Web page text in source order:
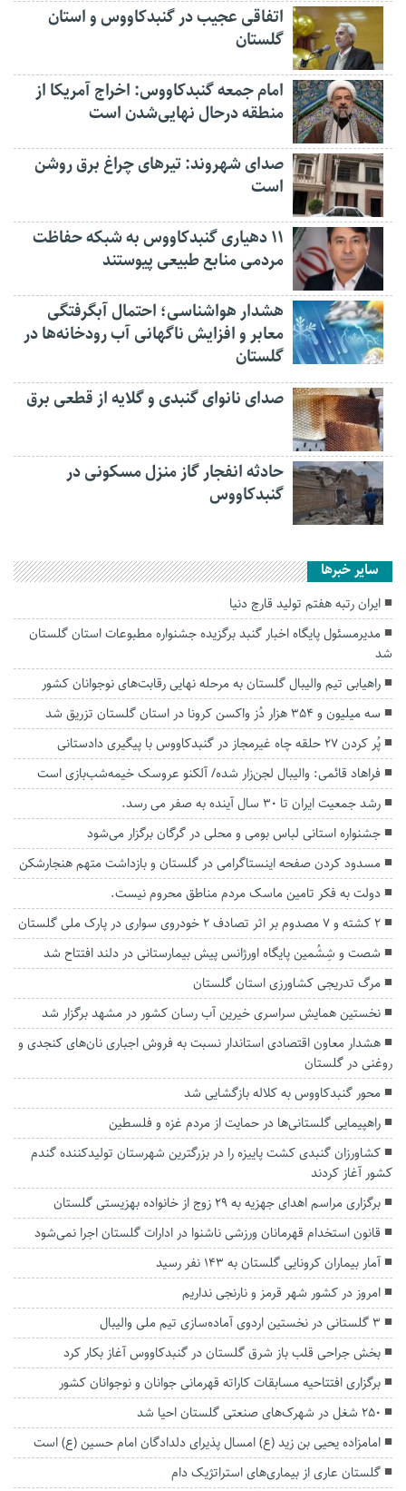
اتفاقی عجیب در‌ گنبدکاووس و استان
گلستان
امام جمعه گنبدکاووس: اخراج آمریکا از
منطقه درحال نهایی‌شدن است
صدای شهروند: تیرهای چراغ برق روشن
است
۱۱ دهیاری گنبدکاووس به شبکه حفاظت
مردمی منابع طبیعی پیوستند
هشدار هواشناسی؛ احتمال آبگرفتگی
معابر و افزایش ناگهانی آب رودخانه‌ها در
گلستان
صدای نانوای گنبدی و گلایه از قطعی برق
حادثه انفجار گاز منزل مسکونی در
گنبدکاووس
سایر خبرها
ایران رتبه هفتم تولید قارچ دنیا
مدیرمسئول پایگاه اخبار گنبد برگزیده جشنواره مطبوعات استان گلستان
شد
راهیابی تیم والیبال گلستان به مرحله نهایی رقابت‌های نوجوانان کشور
سه میلیون و ۳۵۴ هزار دُز واکسن کرونا در استان گلستان تزریق شد
پُر کردن ۲۷ حلقه چاه غیرمجاز در گنبدکاووس با پیگیری دادستانی
فراهاد قائمی: والیبال لجن‌زار شده/ آلکنو عروسک خیمه‌شب‌بازی است
رشد جمعیت ایران تا ۳۰ سال آینده به صفر می رسد.
جشنواره استانی لباس بومی و محلی در گرگان برگزار می‌شود
مسدود کردن صفحه اینستاگرامی در گلستان و بازداشت متهم هنجارشکن
دولت به فکر تامین ماسک مردم مناطق محروم نیست.
2 کشته و ۷ مصدوم بر اثر تصادف ۲ خودروی سواری در پارک ملی گلستان
شصت و شِشُمین پایگاه اورژانس پیش بیمارستانی در دلند افتتاح شد
مرگ تدریجی کشاورزی استان گلستان
نخستین همایش سراسری خیرین آب رسان کشور در مشهد برگزار شد
هشدار معاون اقتصادی استاندار نسبت به فروش اجباری نان‌های کنجدی و
روغنی در گلستان
محور گنبدکاووس به کلاله بازگشایی شد
راهپیمایی گلستانی‌ها در حمایت از مردم غزه و فلسطین
کشاورزان گنبدی کشت پاییزه را در بزرگترین شهرستان تولیدکننده گندم
کشور آغاز کردند
برگزاری مراسم اهدای جهزیه به ۲۹ زوج از خانواده بهزیستی گلستان
قانون استخدام قهرمانان ورزشی ناشنوا در ادارات گلستان اجرا نمی‌شود
آمار بیماران کرونایی گلستان به ۱۴۳ نفر رسید
امروز در کشور شهر قرمز و نارنجی نداریم
3 گلستانی در نخستین اردوی آماده‌سازی تیم ملی والیبال
بخش جراحی قلب باز شرق گلستان در گنبدکاووس آغاز بکار کرد
برگزاری افتتاحیه مسابقات کاراته قهرمانی جوانان و نوجوانان کشور
۲۵۰ شغل در شهرک‌های صنعتی گلستان احیا شد
امامزاده یحیی بن زید (ع) امسال پذیرای دلدادگان امام حسین (ع) است
گلستان عاری از بیماری‌های استراتژیک دام